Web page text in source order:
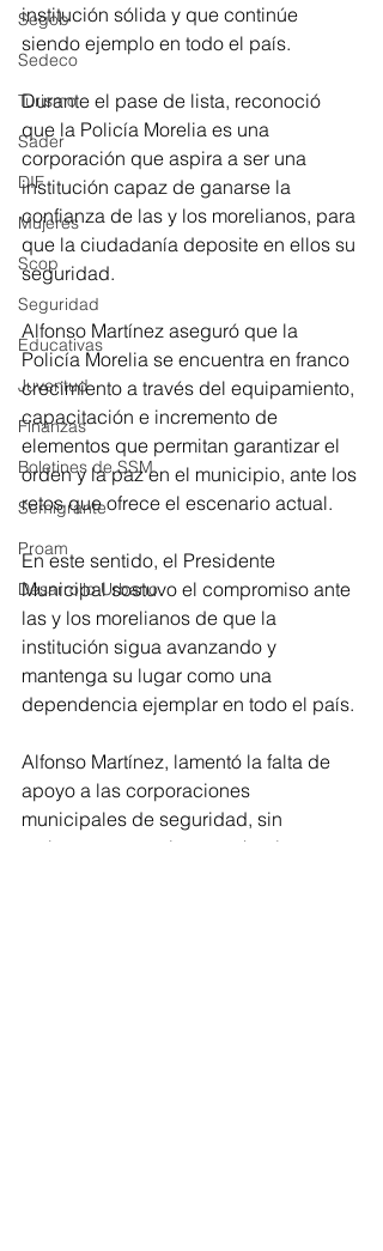
Segob
Sedeco
Turismo
Sader
DIF
Mujeres
Scop
Seguridad
Educativas
Juventud
Finanzas
Boletines de SSM
Semigrante
Proam
Desarrollo Urbano
institución sólida y que continúe
siendo ejemplo en todo el país.
Durante el pase de lista, reconoció
que la Policía Morelia es una
corporación que aspira a ser una
institución capaz de ganarse la
confianza de las y los morelianos, para
que la ciudadanía deposite en ellos su
seguridad.
Alfonso Martínez aseguró que la
Policía Morelia se encuentra en franco
crecimiento a través del equipamiento,
capacitación e incremento de
elementos que permitan garantizar el
orden y la paz en el municipio, ante los
retos que ofrece el escenario actual.
En este sentido, el Presidente
Municipal sostuvo el compromiso ante
las y los morelianos de que la
institución sigua avanzando y
mantenga su lugar como una
dependencia ejemplar en todo el país.
Alfonso Martínez, lamentó la falta de
apoyo a las corporaciones
municipales de seguridad, sin
embargo remarcó que se harán